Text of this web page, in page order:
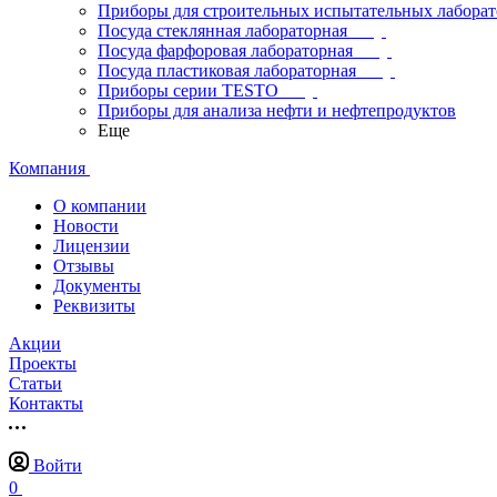
Приборы для строительных испытательных
Посуда стеклянная лабораторная
Посуда фарфоровая лабораторная
Посуда пластиковая лабораторная
Приборы серии TESTO
Приборы для анализа нефти и нефтепродуктов
Еще
Компания
О компании
Новости
Лицензии
Отзывы
Документы
Реквизиты
Акции
Проекты
Статьи
Контакты
Войти
0